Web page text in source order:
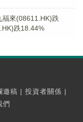
福來(08611.HK)跌
跌18.44%
邀稿 | 投資者關係 |
們